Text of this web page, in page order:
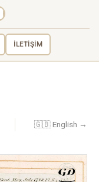
İLETİŞİM
🇬🇧 English →